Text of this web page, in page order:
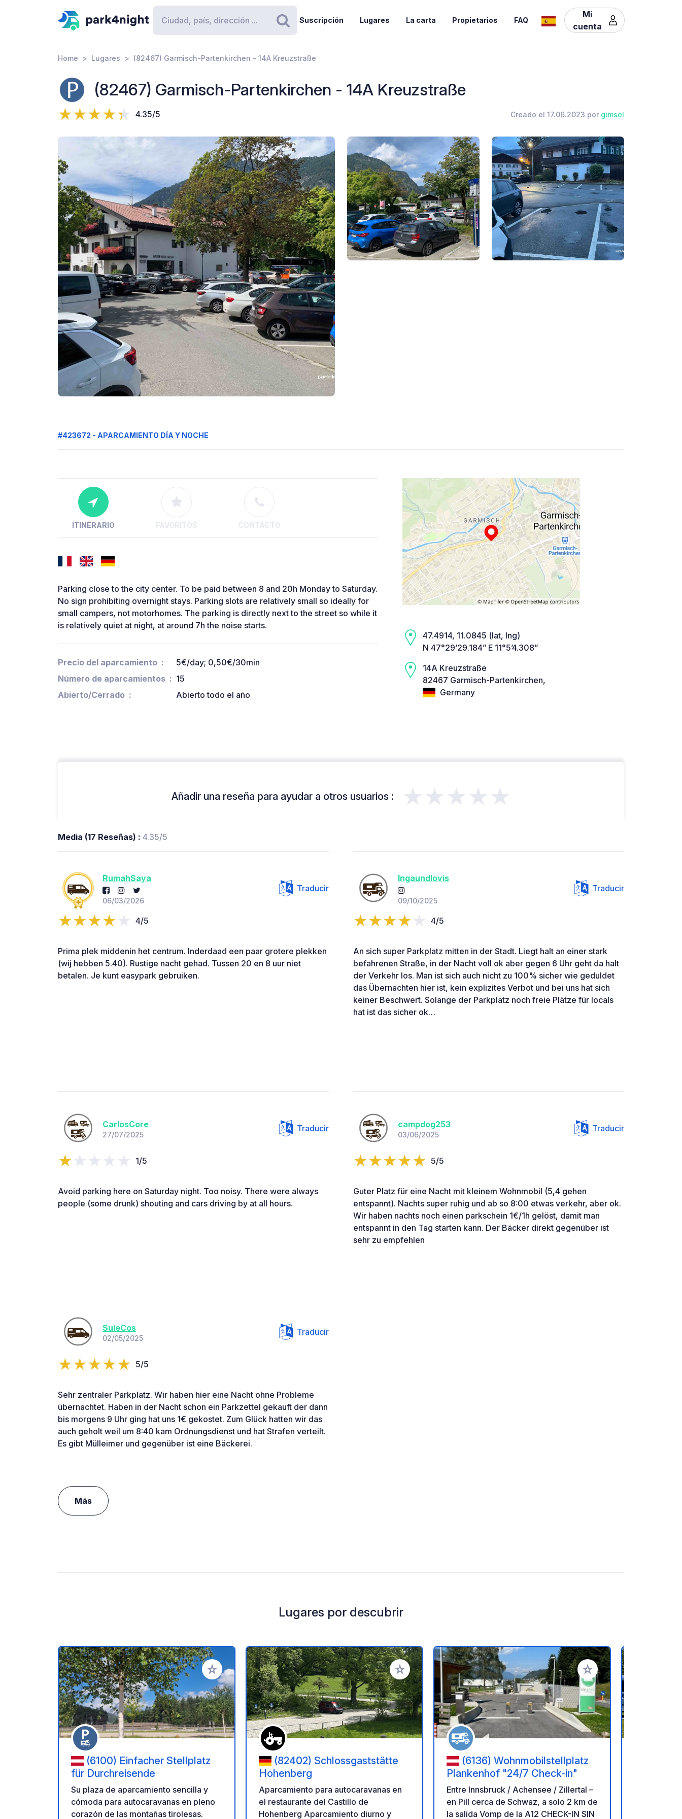
Buscar
Suscripción Lugares La carta Propietarios FAQ
Mi
cuenta
Home Lugares (82467) Garmisch-Partenkirchen - 14A Kreuzstraße
(82467) Garmisch-Partenkirchen - 14A Kreuzstraße
4.35/5 Creado el 17.06.2023 por gimsel
#423672 - APARCAMIENTO DÍA Y NOCHE
ITINERARIO FAVORITOS CONTACTO
Parking close to the city center. To be paid between 8 and 20h Monday to Saturday.
No sign prohibiting overnight stays. Parking slots are relatively small so ideally for
small campers, not motorhomes. The parking is directly next to the street so while it
is relatively quiet at night, at around 7h the noise starts.
Precio del aparcamiento
5€/day; 0,50€/30min
Número de aparcamientos
15
Abierto/Cerrado
Abierto todo el año
47.4914, 11.0845 (lat, lng)
N 47°29’29.184” E 11°5’4.308”
14A Kreuzstraße
82467 Garmisch-Partenkirchen,
Germany
Añadir una reseña para ayudar a otros usuarios : ★★★★★
Media (17 Reseñas) : 4.35/5
RumahSaya
06/03/2026
Traducir
4/5
Prima plek middenin het centrum. Inderdaad een paar grotere plekken
(wij hebben 5.40). Rustige nacht gehad. Tussen 20 en 8 uur niet
betalen. Je kunt easypark gebruiken.
Ingaundlovis
09/10/2025
Traducir
4/5
An sich super Parkplatz mitten in der Stadt. Liegt halt an einer stark
befahrenen Straße, in der Nacht voll ok aber gegen 6 Uhr geht da halt
der Verkehr los. Man ist sich auch nicht zu 100% sicher wie geduldet
das Übernachten hier ist, kein explizites Verbot und bei uns hat sich
keiner Beschwert. Solange der Parkplatz noch freie Plätze für locals
hat ist das sicher ok…
CarlosCore
27/07/2025
Traducir
1/5
Avoid parking here on Saturday night. Too noisy. There were always
people (some drunk) shouting and cars driving by at all hours.
campdog253
03/06/2025
Traducir
5/5
Guter Platz für eine Nacht mit kleinem Wohnmobil (5,4 gehen
entspannt). Nachts super ruhig und ab so 8:00 etwas verkehr, aber ok.
Wir haben nachts noch einen parkschein 1€/1h gelöst, damit man
entspannt in den Tag starten kann. Der Bäcker direkt gegenüber ist
sehr zu empfehlen
SuleCos
02/05/2025
Traducir
5/5
Sehr zentraler Parkplatz. Wir haben hier eine Nacht ohne Probleme
übernachtet. Haben in der Nacht schon ein Parkzettel gekauft der dann
bis morgens 9 Uhr ging hat uns 1€ gekostet. Zum Glück hatten wir das
auch geholt weil um 8:40 kam Ordnungsdienst und hat Strafen verteilt.
Es gibt Mülleimer und gegenüber ist eine Bäckerei.
Más
Lugares por descubrir
Añadir a tus favoritos
(6100) Einfacher Stellplatz
für Durchreisende
Su plaza de aparcamiento sencilla y
cómoda para autocaravanas en pleno
corazón de las montañas tirolesas.
Añadir a tus favoritos
(82402) Schlossgaststätte
Hohenberg
Aparcamiento para autocaravanas en
el restaurante del Castillo de
Hohenberg Aparcamiento diurno y
Añadir a tus favoritos
(6136) Wohnmobilstellplatz
Plankenhof "24/7 Check-in"
Entre Innsbruck / Achensee / Zillertal –
en Pill cerca de Schwaz, a solo 2 km de
la salida Vomp de la A12 CHECK-IN SIN